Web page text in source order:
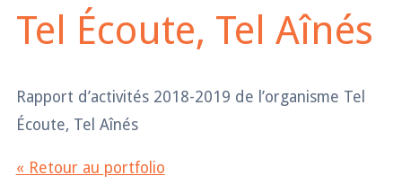
Tel Écoute, Tel Aînés
Rapport d’activités 2018-2019 de l’organisme Tel
Écoute, Tel Aînés
« Retour au portfolio